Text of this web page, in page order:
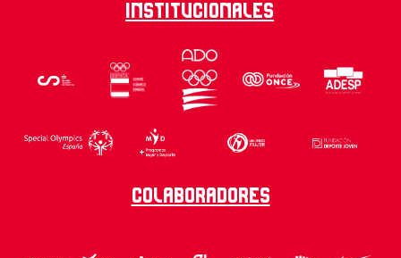
Institucionales
Colaboradores